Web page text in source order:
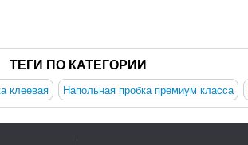
ТЕГИ ПО КАТЕГОРИИ
клеевая Напольная пробка премиум класса